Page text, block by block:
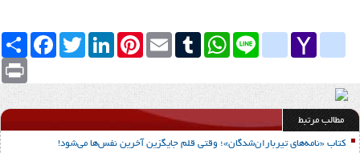
Facebook TwitterLinkedInPinterest Email TumblrWhatsApp Line
google_bookmarks
Yahoo
yahoo_messenger
Print
مطالب مرتبط
کتاب «نامه‌های تیرباران‌شدگان»؛ وقتی قلم جایگزین آخرین نفس‌ها می‌شود!